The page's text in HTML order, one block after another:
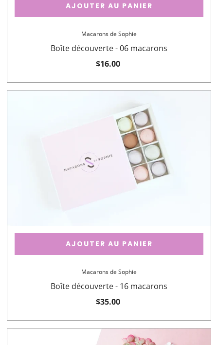
Macarons de Sophie
Boîte découverte - 06 macarons
$16.00
AJOUTER AU PANIER
Macarons de Sophie
Boîte découverte - 16 macarons
$35.00
AJOUTER AU PANIER